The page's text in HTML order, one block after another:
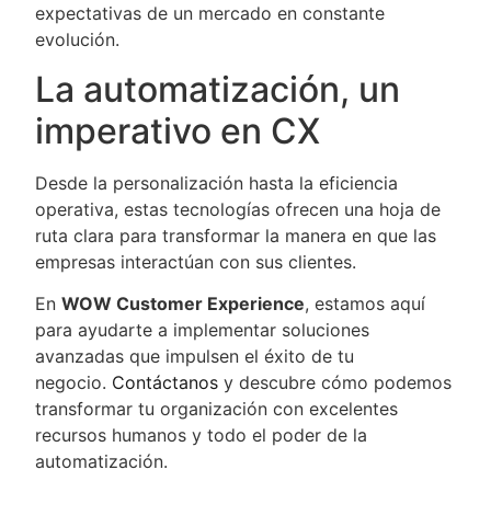
expectativas de un mercado en constante
evolución.
La automatización, un
imperativo en CX
Desde la personalización hasta la eficiencia
operativa, estas tecnologías ofrecen una hoja de
ruta clara para transformar la manera en que las
empresas interactúan con sus clientes.
En WOW Customer Experience, estamos aquí
para ayudarte a implementar soluciones
avanzadas que impulsen el éxito de tu
negocio. Contáctanos y descubre cómo podemos
transformar tu organización con excelentes
recursos humanos y todo el poder de la
automatización.